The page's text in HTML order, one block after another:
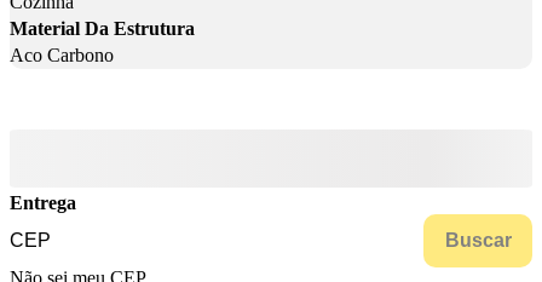
Material Da Estrutura
Aco Carbono
Entrega
Buscar